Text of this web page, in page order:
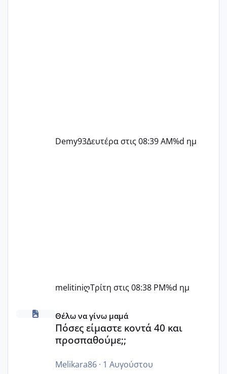
Demy93Δευτέρα στις 08:39 AM%d ημ
melitiniღΤρίτη στις 08:38 PM%d ημ
Πόσες είμαστε κοντά 40 και προσπαθούμε;;
Θέλω να γίνω μαμά
Πόσες είμαστε κοντά 40 και
προσπαθούμε;;
Melikara86· 1 Αυγούστου